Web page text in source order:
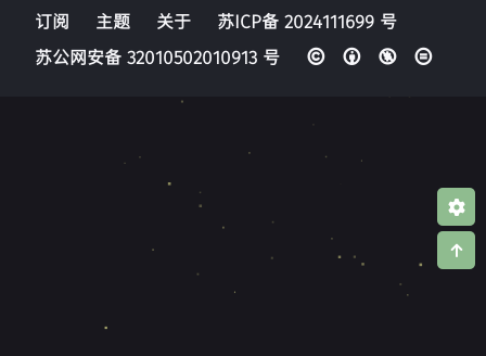
订阅
主题 关于
苏ICP备 2024111699 号
苏公网安备 32010502010913 号